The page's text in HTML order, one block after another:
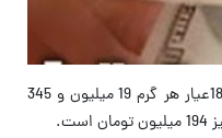
به گزارش خبرگزاری تسنیم، براساس نرخ‌های اعلامی در سایت اتحادیه طلا و جواهر، هم اکنون قیمت طلای 18عیار هر گرم 19 میلیون و 345